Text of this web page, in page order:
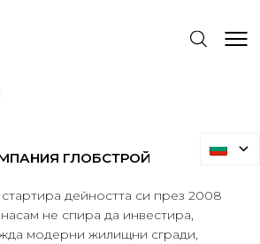
ГЛОБСТРОЙ
дейността си през 2008
не спира да инвестира,
модерни жилищни сгради,